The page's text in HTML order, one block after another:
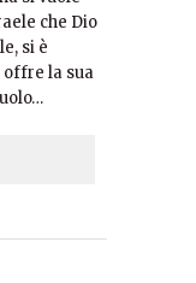
che Dio
si è
offre la sua